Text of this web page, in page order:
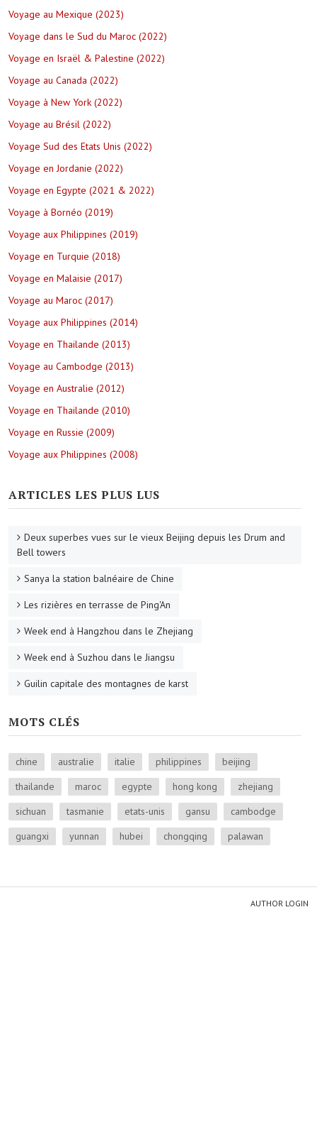
Voyage au Mexique (2023)
Voyage dans le Sud du Maroc (2022)
Voyage en Israël & Palestine (2022)
Voyage au Canada (2022)
Voyage à New York (2022)
Voyage au Brésil (2022)
Voyage Sud des Etats Unis (2022)
Voyage en Jordanie (2022)
Voyage en Egypte (2021 & 2022)
Voyage à Bornéo (2019)
Voyage aux Philippines (2019)
Voyage en Turquie (2018)
Voyage en Malaisie (2017)
Voyage au Maroc (2017)
Voyage aux Philippines (2014)
Voyage en Thailande (2013)
Voyage au Cambodge (2013)
Voyage en Australie (2012)
Voyage en Thailande (2010)
Voyage en Russie (2009)
Voyage aux Philippines (2008)
ARTICLES LES PLUS LUS
Deux superbes vues sur le vieux Beijing depuis les Drum and
Bell towers
Sanya la station balnéaire de Chine
Les rizières en terrasse de Ping'An
Week end à Hangzhou dans le Zhejiang
Week end à Suzhou dans le Jiangsu
Guilin capitale des montagnes de karst
MOTS CLÉS
chine australie italie philippines
beijing
thailande
maroc egypte hong kong
zhejiang
sichuan
tasmanie etats-unis gansu
cambodge
guangxi
yunnan hubei chongqing palawan
AUTHOR LOGIN